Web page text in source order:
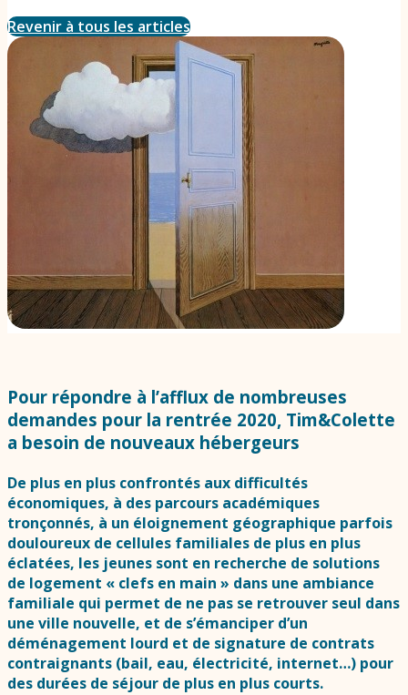
Revenir à tous les articles
Pour répondre à l’afflux de nombreuses
demandes pour la rentrée 2020, Tim&Colette
a besoin de nouveaux hébergeurs
De plus en plus confrontés aux difficultés
économiques, à des parcours académiques
tronçonnés, à un éloignement géographique parfois
douloureux de cellules familiales de plus en plus
éclatées, les jeunes sont en recherche de solutions
de logement « clefs en main » dans une ambiance
familiale qui permet de ne pas se retrouver seul dans
une ville nouvelle, et de s’émanciper d’un
déménagement lourd et de signature de contrats
contraignants (bail, eau, électricité, internet…) pour
des durées de séjour de plus en plus courts.